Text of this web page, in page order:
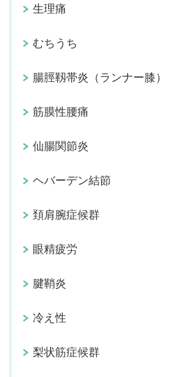
生理痛
むちうち
腸脛靱帯炎（ランナー膝）
筋膜性腰痛
仙腸関節炎
ヘバーデン結節
頚肩腕症候群
眼精疲労
腱鞘炎
冷え性
梨状筋症候群